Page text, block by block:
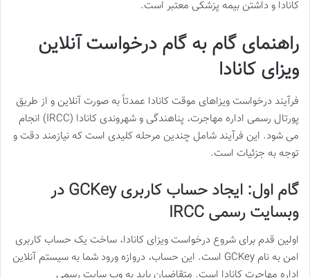
کانادا و داشتن بیمه پزشکی معتبر است.
راهنمای گام به گام درخواست آنلاین
ویزای کانادا
فرآیند درخواست ویزاهای موقت کانادا عمدتاً به صورت آنلاین و از طریق
پورتال رسمی اداره مهاجرت، پناهندگی و شهروندی کانادا (IRCC) انجام
می شود. این فرآیند شامل چندین مرحله کلیدی است که نیازمند دقت و
توجه به جزئیات است.
گام اول: ایجاد حساب کاربری GCKey در
وبسایت رسمی IRCC
اولین قدم برای شروع درخواست ویزای کانادا، ساخت یک حساب کاربری
امن به نام GCKey است. این حساب، دروازه ورود شما به سیستم آنلاین